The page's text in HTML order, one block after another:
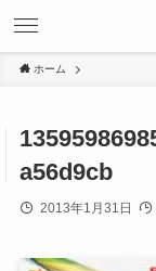
ホーム
a56d9cb
2013年1月31日